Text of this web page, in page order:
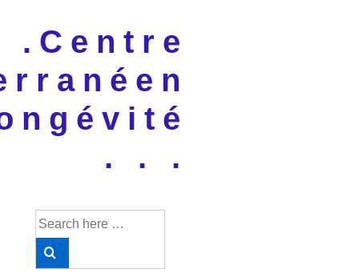
Main
.Centre
. . .
Search
for: